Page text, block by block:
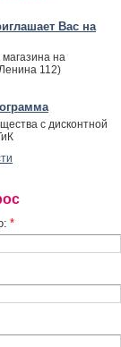
Вас на
на
112)
с дисконтной
*